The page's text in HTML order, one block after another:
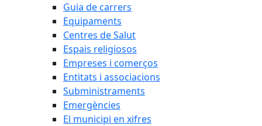
Guia de carrers
Equipaments
Centres de Salut
Espais religiosos
Empreses i comerços
Entitats i associacions
Subministraments
Emergències
El municipi en xifres